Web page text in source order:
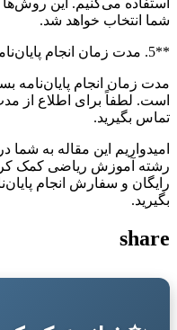
شما انتخاب خواهد شد.
**5. مدت زمان انجام پایان‌نامه چقدر است؟**
مدت زمان انجام پایان‌نامه
است. لطفاً برای اطلاع از
تماس بگیرید.
امیدواریم این مقاله به شما
رشته آموزش ریاضی کمک
رایگان و سفارش انجام
بگیرید.
share